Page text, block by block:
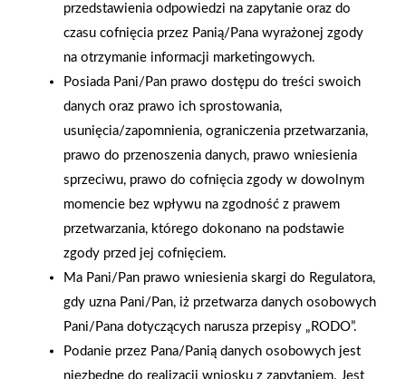
związane ze spełnieniem oczekiwań co do oszczędności
zużycia energii i w końcu związane są z wygodą. Inteligentne
sterowniki do bram i drzwi nie tylko pozbawiają nas
konieczności noszenia przy sobie pęku kluczy i pilotów,
a niekiedy pozwalają też zaoszczędzić na ubezpieczeniu
budynku.
AKTUALNOŚCI
przedstawienia odpowiedzi na zapytanie oraz do
czasu cofnięcia przez Panią/Pana wyrażonej zgody
na otrzymanie informacji marketingowych.
Posiada Pani/Pan prawo dostępu do treści swoich
danych oraz prawo ich sprostowania,
usunięcia/zapomnienia, ograniczenia przetwarzania,
prawo do przenoszenia danych, prawo wniesienia
sprzeciwu, prawo do cofnięcia zgody w dowolnym
momencie bez wpływu na zgodność z prawem
przetwarzania, którego dokonano na podstawie
zgody przed jej cofnięciem.
Ma Pani/Pan prawo wniesienia skargi do Regulatora,
gdy uzna Pani/Pan, iż przetwarza danych osobowych
Pani/Pana dotyczących narusza przepisy „RODO”.
Podanie przez Pana/Panią danych osobowych jest
niezbędne do realizacji wniosku z zapytaniem. Jest